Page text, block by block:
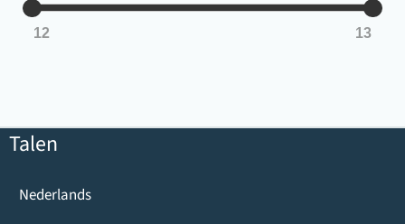
n
x
12 13
Talen
Nederlands